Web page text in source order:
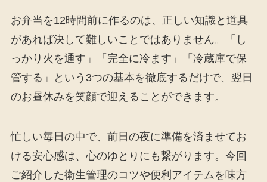
お弁当を12時間前に作るのは、正しい知識と道具
があれば決して難しいことではありません。「し
っかり火を通す」「完全に冷ます」「冷蔵庫で保
管する」という3つの基本を徹底するだけで、翌日
のお昼休みを笑顔で迎えることができます。
忙しい毎日の中で、前日の夜に準備を済ませてお
ける安心感は、心のゆとりにも繋がります。今回
ご紹介した衛生管理のコツや便利アイテムを味方